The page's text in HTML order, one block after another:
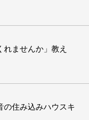
れませんか」教え
の住み込みハウスキ